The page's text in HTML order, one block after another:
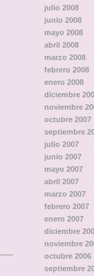
julio 2008
junio 2008
mayo 2008
abril 2008
marzo 2008
febrero 2008
enero 2008
diciembre
noviembre
octubre 2007
septiembre
julio 2007
junio 2007
mayo 2007
abril 2007
marzo 2007
febrero 2007
enero 2007
diciembre
noviembre
octubre 2006
septiembre